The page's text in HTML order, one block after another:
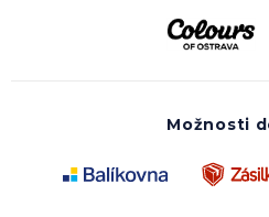
Možnosti